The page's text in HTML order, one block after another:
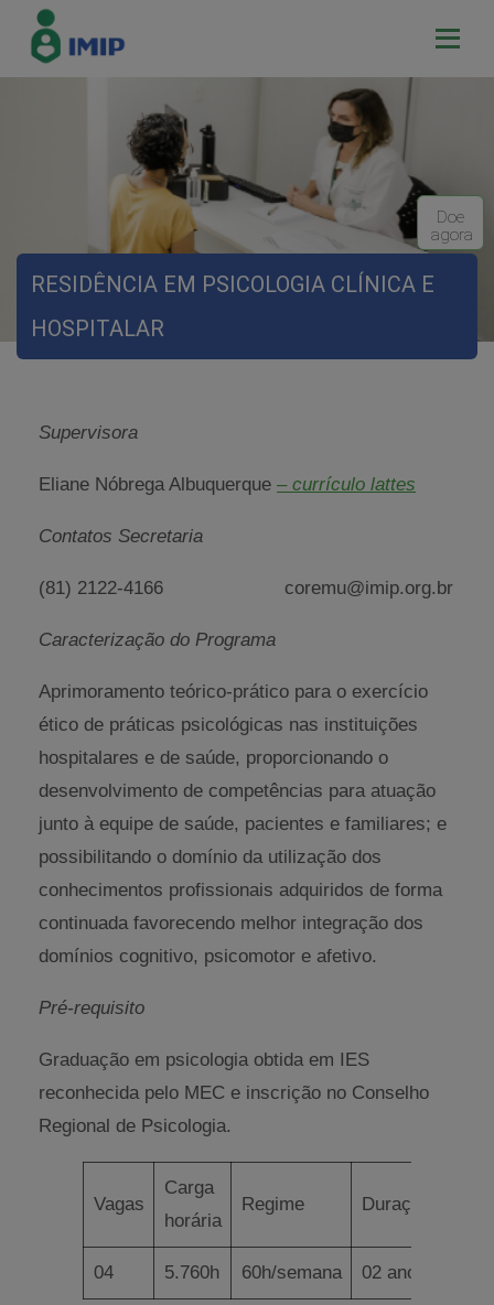
RESIDÊNCIA EM PSICOLOGIA CLÍNICA E
HOSPITALAR
Doe
agora
Supervisora
Eliane Nóbrega Albuquerque – currículo lattes
Contatos Secretaria
(81) 2122-4166 coremu@imip.org.br
Caracterização do Programa
Aprimoramento teórico-prático para o exercício
ético de práticas psicológicas nas instituições
hospitalares e de saúde, proporcionando o
desenvolvimento de competências para atuação
junto à equipe de saúde, pacientes e familiares; e
possibilitando o domínio da utilização dos
conhecimentos profissionais adquiridos de forma
continuada favorecendo melhor integração dos
domínios cognitivo, psicomotor e afetivo.
Pré-requisito
Graduação em psicologia obtida em IES
reconhecida pelo MEC e inscrição no Conselho
Regional de Psicologia.
Vagas
Carga
horária
Regime Duração
04 5.760h 60h/semana 02 anos